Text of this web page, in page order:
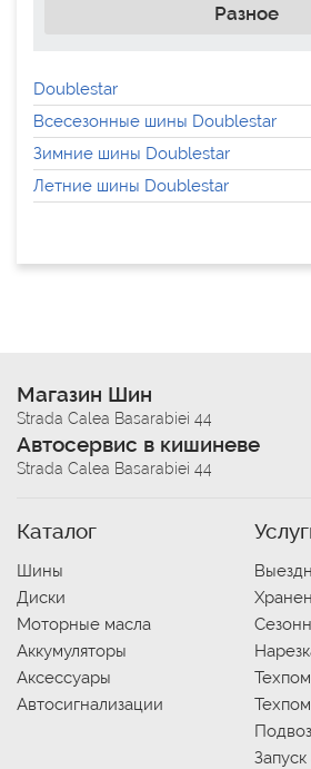
Разное
Doublestar
Всесезонные шины Doublestar
Зимние шины Doublestar
Летние шины Doublestar
Магазин Шин
Strada Calea Basarabiei 44
Автосервис в кишиневе
Strada Calea Basarabiei 44
Каталог
Шины
Диски
Моторные масла
Аккумуляторы
Аксессуары
Автосигнализации